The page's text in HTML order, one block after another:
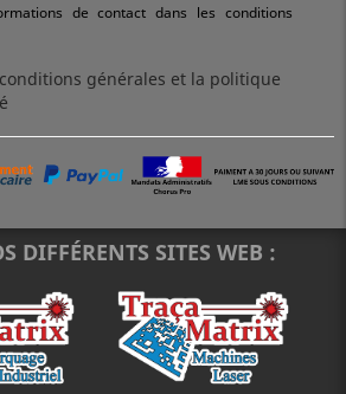
de contact dans les conditions
générales et la politique
DIFFÉRENTS SITES WEB :